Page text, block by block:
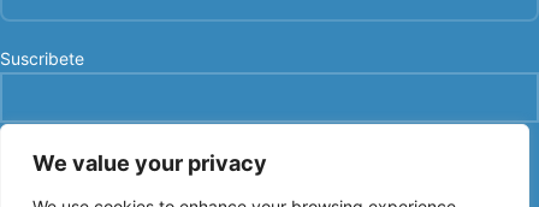
We value your privacy
Suscribete